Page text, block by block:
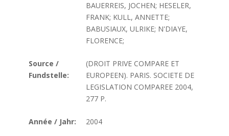
BAUERREIS, JOCHEN; HESELER,
FRANK; KULL, ANNETTE;
BABUSIAUX, ULRIKE; N'DIAYE,
FLORENCE;
Source /
Fundstelle:
(DROIT PRIVE COMPARE ET
EUROPEEN). PARIS. SOCIETE DE
LEGISLATION COMPAREE 2004,
277 P.
Année / Jahr: 2004